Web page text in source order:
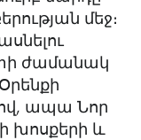
մեջ։
ժամանակ
ապա Նոր
խոսքերի և